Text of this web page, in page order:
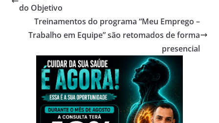
do Objetivo
Treinamentos do programa “Meu Emprego –
Trabalho em Equipe” são retomados de forma
presencial